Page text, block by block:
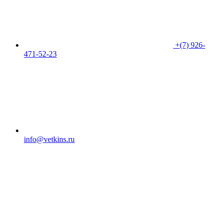
+(7) 926-
471-52-23
info@vetkins.ru